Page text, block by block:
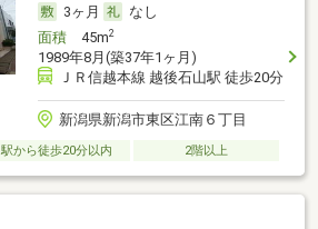
3ヶ月
なし
面積45m2
1989年8月(築37年1ヶ月)
ＪＲ信越本線 越後石山駅 徒歩20分
新潟県新潟市東区江南６丁目
駅から徒歩20分以内 2階以上